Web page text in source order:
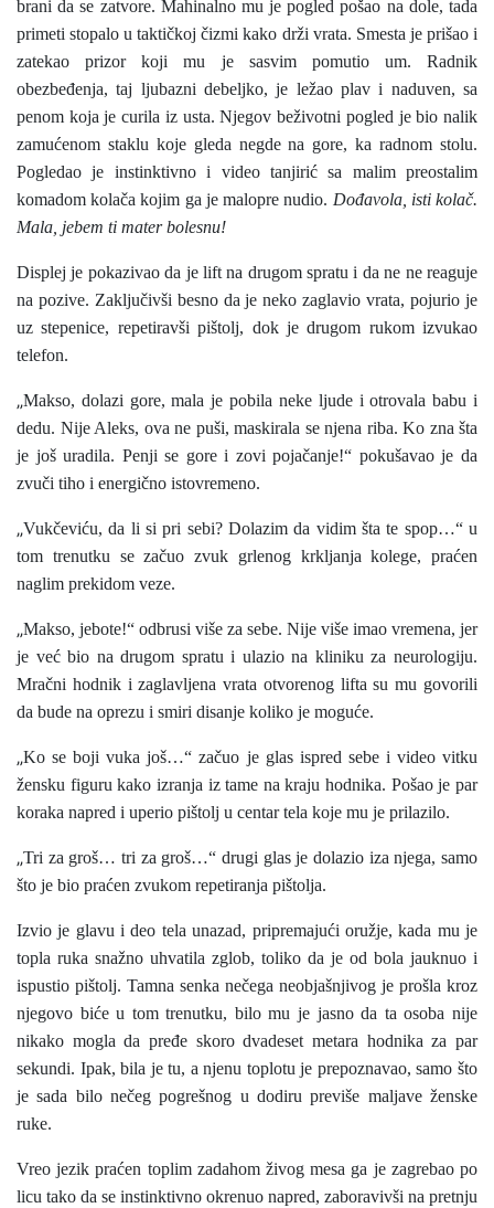
brani da se zatvore. Mahinalno mu je pogled pošao na dole, tada
primeti stopalo u taktičkoj čizmi kako drži vrata. Smesta je prišao i
zatekao prizor koji mu je sasvim pomutio um. Radnik
obezbeđenja, taj ljubazni debeljko, je ležao plav i naduven, sa
penom koja je curila iz usta. Njegov beživotni pogled je bio nalik
zamućenom staklu koje gleda negde na gore, ka radnom stolu.
Pogledao je instinktivno i video tanjirić sa malim preostalim
komadom kolača kojim ga je malopre nudio. Dođavola, isti kolač.
Mala, jebem ti mater bolesnu!
Displej je pokazivao da je lift na drugom spratu i da ne ne reaguje
na pozive. Zaključivši besno da je neko zaglavio vrata, pojurio je
uz stepenice, repetiravši pištolj, dok je drugom rukom izvukao
telefon.
„Makso, dolazi gore, mala je pobila neke ljude i otrovala babu i
dedu. Nije Aleks, ova ne puši, maskirala se njena riba. Ko zna šta
je još uradila. Penji se gore i zovi pojačanje!“ pokušavao je da
zvuči tiho i energično istovremeno.
„Vukčeviću, da li si pri sebi? Dolazim da vidim šta te spop…“ u
tom trenutku se začuo zvuk grlenog krkljanja kolege, praćen
naglim prekidom veze.
„Makso, jebote!“ odbrusi više za sebe. Nije više imao vremena, jer
je već bio na drugom spratu i ulazio na kliniku za neurologiju.
Mračni hodnik i zaglavljena vrata otvorenog lifta su mu govorili
da bude na oprezu i smiri disanje koliko je moguće.
„Ko se boji vuka još…“ začuo je glas ispred sebe i video vitku
žensku figuru kako izranja iz tame na kraju hodnika. Pošao je par
koraka napred i uperio pištolj u centar tela koje mu je prilazilo.
„Tri za groš… tri za groš…“ drugi glas je dolazio iza njega, samo
što je bio praćen zvukom repetiranja pištolja.
Izvio je glavu i deo tela unazad, pripremajući oružje, kada mu je
topla ruka snažno uhvatila zglob, toliko da je od bola jauknuo i
ispustio pištolj. Tamna senka nečega neobjašnjivog je prošla kroz
njegovo biće u tom trenutku, bilo mu je jasno da ta osoba nije
nikako mogla da pređe skoro dvadeset metara hodnika za par
sekundi. Ipak, bila je tu, a njenu toplotu je prepoznavao, samo što
je sada bilo nečeg pogrešnog u dodiru previše maljave ženske
ruke.
Vreo jezik praćen toplim zadahom živog mesa ga je zagrebao po
licu tako da se instinktivno okrenuo napred, zaboravivši na pretnju